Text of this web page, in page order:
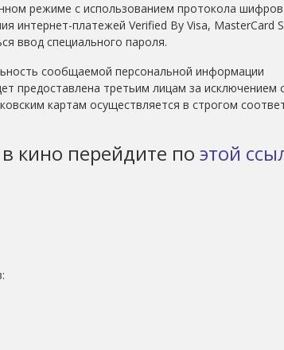
режиме с использованием протокола
интернет-платежей Verified By Visa, MasterCard
ввод специального пароля.
сообщаемой персональной информации
предоставлена третьим лицам за исключением
картам осуществляется в строгом
кино перейдите по этой